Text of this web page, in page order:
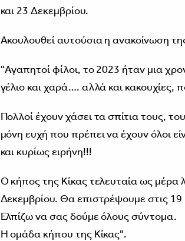
και 23 Δεκεμβρίου.
Ακουλουθεί αυτούσια η ανακοίνωση
''Αγαπητοί φίλοι, το 2023 ήταν μια
γέλιο και χαρά…. αλλά και κακουχίες,
Πολλοί έχουν χάσει τα σπίτια τους,
μόνη ευχή που πρέπει να έχουν όλοι
και κυρίως ειρήνη!!!
Ο κήπος της Κίκας τελευταία ως μέρα
Δεκεμβρίου. Θα επιστρέψουμε στις 19
Ελπίζω να σας δούμε όλους σύντομα.
Η ομάδα κήπου της Κίκας".